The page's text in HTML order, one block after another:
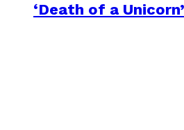
‘Death of a